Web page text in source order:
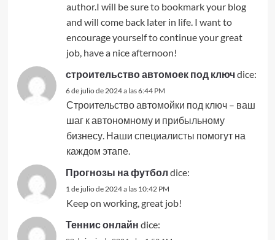
author.I will be sure to bookmark your blog
and will come back later in life. I want to
encourage yourself to continue your great
job, have a nice afternoon!
строительство автомоек под ключdice:
6 de julio de 2024 a las 6:44 PM
Строительство автомойки под ключ – ваш
шаг к автономному и прибыльному
бизнесу. Наши специалисты помогут на
каждом этапе.
Прогнозы на футбол dice:
1 de julio de 2024 a las 10:42 PM
Keep on working, great job!
Теннис онлайн dice: